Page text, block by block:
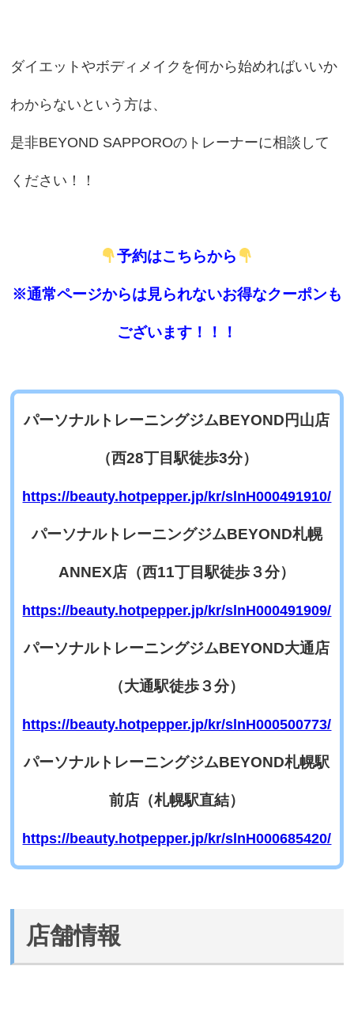
ダイエットやボディメイクを何から始めればいいか
わからないという方は、
是非BEYOND SAPPOROのトレーナーに相談して
ください！！
予約はこちらから
※通常ページからは見られないお得なクーポンも
ございます！！！
パーソナルトレーニングジムBEYOND円山店
（西28丁目駅徒歩3分）
https://beauty.hotpepper.jp/kr/slnH000491910/
パーソナルトレーニングジムBEYOND札幌
ANNEX店（西11丁目駅徒歩３分）
https://beauty.hotpepper.jp/kr/slnH000491909/
パーソナルトレーニングジムBEYOND大通店
（大通駅徒歩３分）
https://beauty.hotpepper.jp/kr/slnH000500773/
パーソナルトレーニングジムBEYOND札幌駅
前店（札幌駅直結）
https://beauty.hotpepper.jp/kr/slnH000685420/
店舗情報